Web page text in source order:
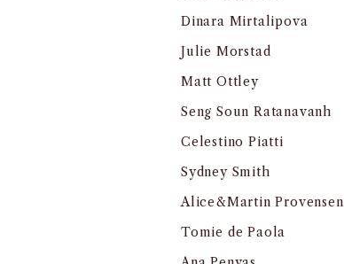
Dinara Mirtalipova
Julie Morstad
Matt Ottley
Seng Soun Ratanavanh
Celestino Piatti
Sydney Smith
Alice&Martin Provensen
Tomie de Paola